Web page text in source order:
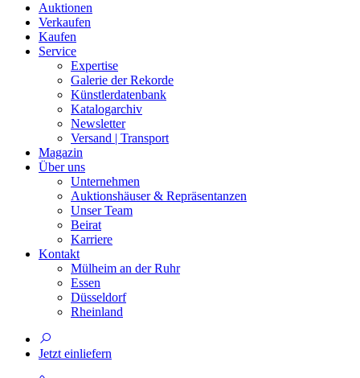
Auktionen
Verkaufen
Kaufen
Service
Expertise
Galerie der Rekorde
Künstlerdatenbank
Katalogarchiv
Newsletter
Versand | Transport
Magazin
Über uns
Unternehmen
Auktionshäuser & Repräsentanzen
Unser Team
Beirat
Karriere
Kontakt
Mülheim an der Ruhr
Essen
Düsseldorf
Rheinland
Jetzt einliefern